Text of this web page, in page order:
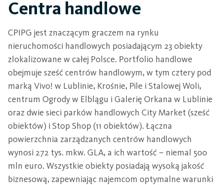
Centra handlowe
CPIPG jest znaczącym graczem na rynku
nieruchomości handlowych posiadającym 23 obiekty
zlokalizowane w całej Polsce. Portfolio handlowe
obejmuje sześć centrów handlowym, w tym cztery pod
marką Vivo! w Lublinie, Krośnie, Pile i Stalowej Woli,
centrum Ogrody w Elblągu i Galerię Orkana w Lublinie
oraz dwie sieci parków handlowych City Market (sześć
obiektów) i Stop Shop (11 obiektów). Łączna
powierzchnia zarządzanych centrów handlowych
wynosi 272 tys. mkw. GLA, a ich wartość – niemal 500
mln euro. Wszystkie obiekty posiadają wysoką jakość
biznesową, zapewniając najemcom optymalne warunki